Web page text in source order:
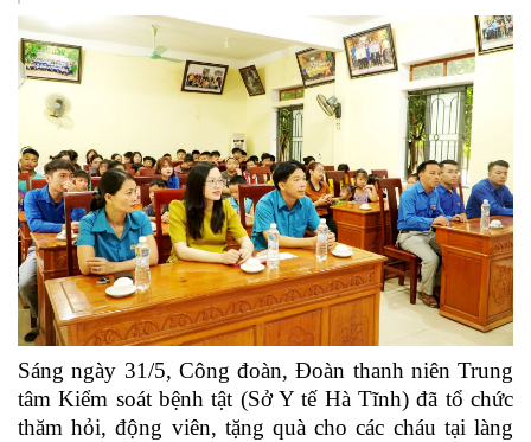
Sáng ngày 31/5, Công đoàn, Đoàn thanh niên Trung
tâm Kiểm soát bệnh tật (Sở Y tế Hà Tĩnh) đã tổ chức
thăm hỏi, động viên, tặng quà cho các cháu tại làng